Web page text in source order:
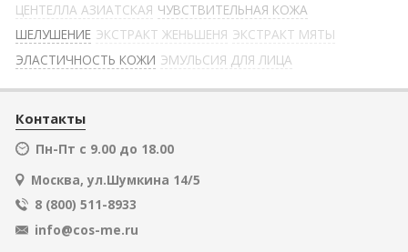
ЦЕНТЕЛЛА АЗИАТСКАЯ ЧУВСТВИТЕЛЬНАЯ КОЖА
ШЕЛУШЕНИЕ ЭКСТРАКТ ЖЕНЬШЕНЯ ЭКСТРАКТ МЯТЫ
ЭЛАСТИЧНОСТЬ КОЖИ ЭМУЛЬСИЯ ДЛЯ ЛИЦА
Контакты
Пн-Пт с 9.00 до 18.00
Москва, ул.Шумкина 14/5
8 (800) 511-8933
info@cos-me.ru